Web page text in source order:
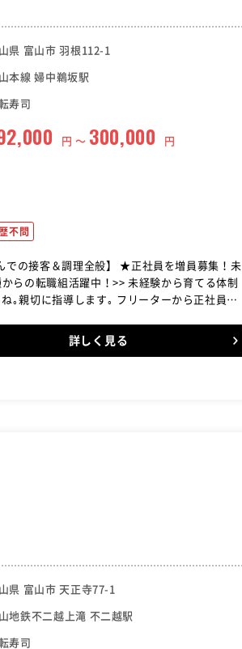
県 富山市 羽根112-1
本線 婦中鵜坂駅
寿司
円 〜 300,000 円
不問
｡親切に指導します｡ フリーターから正社員を
詳しく見る
県 富山市 天正寺77-1
地鉄不二越上滝 不二越駅
寿司